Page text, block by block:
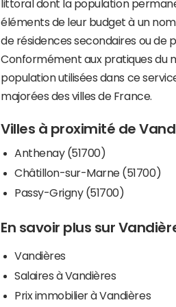
littoral dont la population
éléments de leur budget à un
de résidences secondaires ou de
Conformément aux pratiques du
population utilisées dans ce
majorées des villes de France.
Villes à proximité de
Anthenay (51700)
Châtillon-sur-Marne (51700)
Passy-Grigny (51700)
En savoir plus sur
Vandières
Salaires à Vandières
Prix immobilier à Vandières